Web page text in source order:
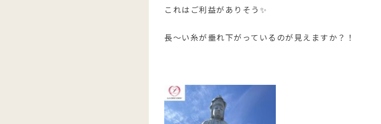
これはご利益がありそう✨
長～い糸が垂れ下がっているのが見えますか？！